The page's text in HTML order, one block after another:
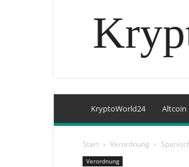
KryptoWorld24 Altcoin
Start Verordnung
Verordnung